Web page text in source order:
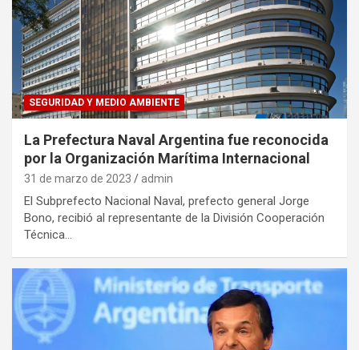
SEGURIDAD Y MEDIO AMBIENTE
La Prefectura Naval Argentina fue reconocida
por la Organización Marítima Internacional
31 de marzo de 2023 admin
El Subprefecto Nacional Naval, prefecto general Jorge
Bono, recibió al representante de la División Cooperación
Técnica…